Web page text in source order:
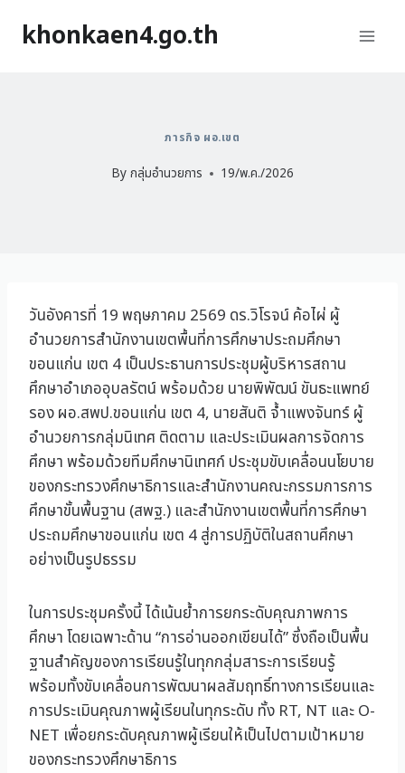
khonkaen4.go.th
ภารกิจ ผอ.เขต
By กลุ่มอำนวยการ 19/พ.ค./2026
วันอังคารที่ 19 พฤษภาคม 2569 ดร.วิโรจน์ ค้อไผ่ ผู้
อำนวยการสำนักงานเขตพื้นที่การศึกษาประถมศึกษา
ขอนแก่น เขต 4 เป็นประธานการประชุมผู้บริหารสถาน
ศึกษาอำเภออุบลรัตน์ พร้อมด้วย นายพิพัฒน์ ขันธะแพทย์
รอง ผอ.สพป.ขอนแก่น เขต 4, นายสันติ จ้ำแพงจันทร์ ผู้
อำนวยการกลุ่มนิเทศ ติดตาม และประเมินผลการจัดการ
ศึกษา พร้อมด้วยทีมศึกษานิเทศก์ ประชุมขับเคลื่อนนโยบาย
ของกระทรวงศึกษาธิการและสำนักงานคณะกรรมการการ
ศึกษาขั้นพื้นฐาน (สพฐ.) และสำนักงานเขตพื้นที่การศึกษา
ประถมศึกษาขอนแก่น เขต 4 สู่การปฏิบัติในสถานศึกษา
อย่างเป็นรูปธรรม
ในการประชุมครั้งนี้ ได้เน้นย้ำการยกระดับคุณภาพการ
ศึกษา โดยเฉพาะด้าน “การอ่านออกเขียนได้” ซึ่งถือเป็นพื้น
ฐานสำคัญของการเรียนรู้ในทุกกลุ่มสาระการเรียนรู้
พร้อมทั้งขับเคลื่อนการพัฒนาผลสัมฤทธิ์ทางการเรียนและ
การประเมินคุณภาพผู้เรียนในทุกระดับ ทั้ง RT, NT และ O-
NET เพื่อยกระดับคุณภาพผู้เรียนให้เป็นไปตามเป้าหมาย
ของกระทรวงศึกษาธิการ